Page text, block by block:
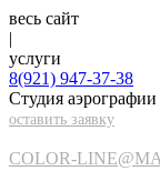
весь сайт
|
услуги
8(921) 947-37-38
Студия аэрографии
оставить заявку
COLOR-